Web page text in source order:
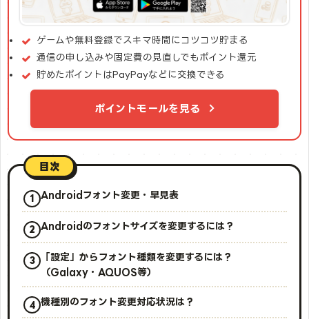
ゲームや無料登録でスキマ時間にコツコツ貯まる
通信の申し込みや固定費の見直しでもポイント還元
貯めたポイントはPayPayなどに交換できる
ポイントモールを見る
目次
Androidフォント変更・早見表
Androidのフォントサイズを変更するには？
「設定」からフォント種類を変更するには？
（Galaxy・AQUOS等）
機種別のフォント変更対応状況は？